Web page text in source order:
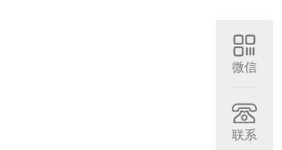
微信
联系